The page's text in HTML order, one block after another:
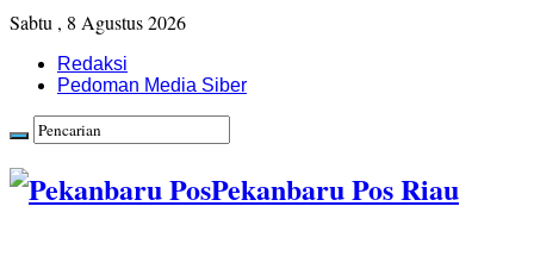
Sabtu , 8 Agustus 2026
Redaksi
Pedoman Media Siber
Pekanbaru Pos Riau